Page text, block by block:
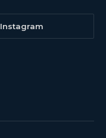
Instagram